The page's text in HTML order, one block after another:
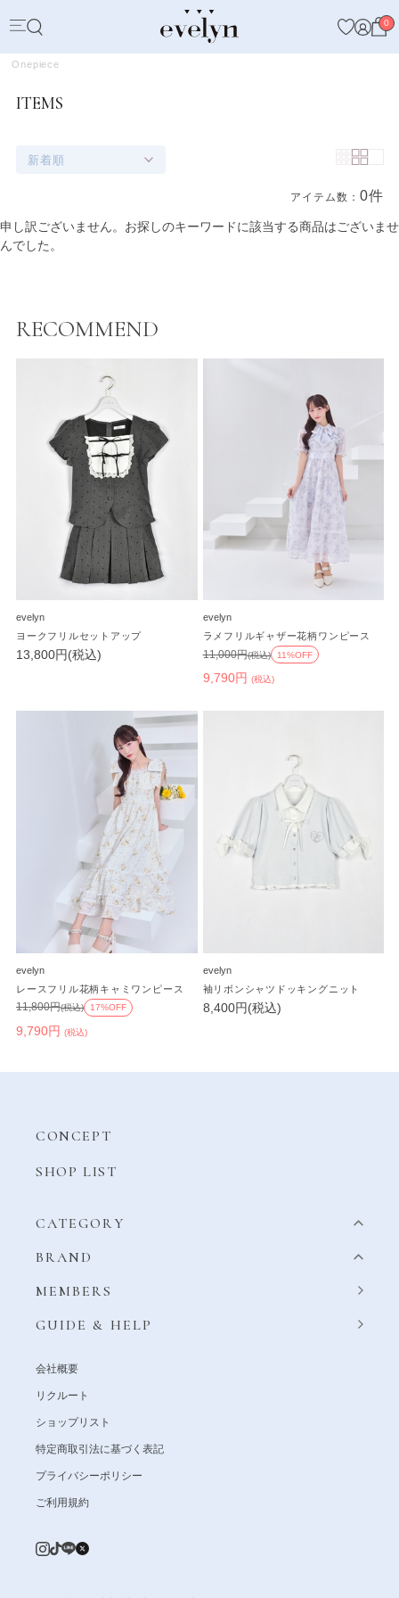
0
Onepiece
ITEMS
新着順
アイテム数：0件
商品一覧
申し訳ございません。お探しのキーワードに該当する商品はございませ
んでした。
RECOMMEND
evelyn
ヨークフリルセットアップ
13,800円(税込)
evelyn
ラメフリルギャザー花柄ワンピース
9,790円 (税込)
11,000円(税込) 11%OFF
evelyn
レースフリル花柄キャミワンピース
9,790円 (税込)
11,800円(税込) 17%OFF
evelyn
袖リボンシャツドッキングニット
8,400円(税込)
CONCEPT
SHOP LIST
CATEGORY
BRAND
MEMBERS
GUIDE & HELP
会社概要
リクルート
ショップリスト
特定商取引法に基づく表記
プライバシーポリシー
ご利用規約